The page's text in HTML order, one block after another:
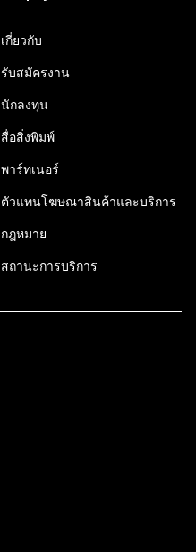
เกี่ยวกับ
รับสมัครงาน
นักลงทุน
สื่อสิ่งพิมพ์
พาร์ทเนอร์
ตัวแทนโฆษณาสินค้าและบริการ
กฎหมาย
สถานะการบริการ